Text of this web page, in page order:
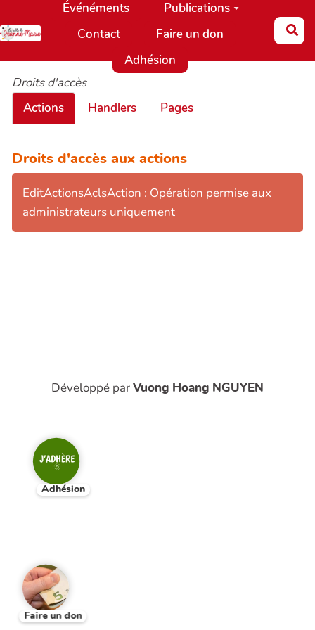
Aller au contenu principal
Événéments
Publications
Contact
Faire un don
Adhésion
Droits d'accès
Actions
Handlers Pages
Droits d'accès aux actions
EditActionsAclsAction : Opération permise aux
administrateurs uniquement
Développé parVuong Hoang NGUYEN
Adhésion
Faire un don